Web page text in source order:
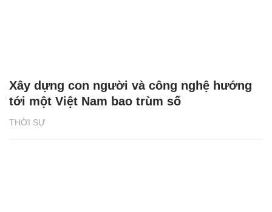
THỜI SỰ
Xây dựng con người và công nghệ hướng
tới một Việt Nam bao trùm số